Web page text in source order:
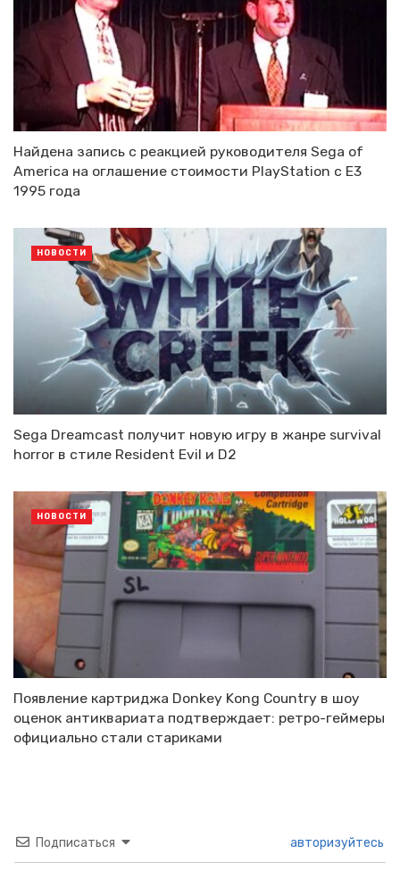
Найдена запись с реакцией руководителя Sega of
America на оглашение стоимости PlayStation с E3
1995 года
Sega Dreamcast получит новую игру в жанре survival
horror в стиле Resident Evil и D2
НОВОСТИ
Появление картриджа Donkey Kong Country в шоу
оценок антиквариата подтверждает: ретро-геймеры
официально стали стариками
НОВОСТИ
Подписаться авторизуйтесь